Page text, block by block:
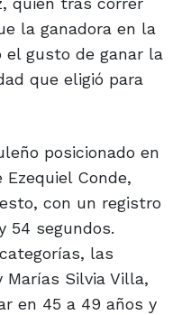
la ganadora en la
el gusto de ganar la
que eligió para
posicionado en
Conde,
con un registro
54 segundos.
las
Marías Silvia Villa,
en 45 a 49 años y